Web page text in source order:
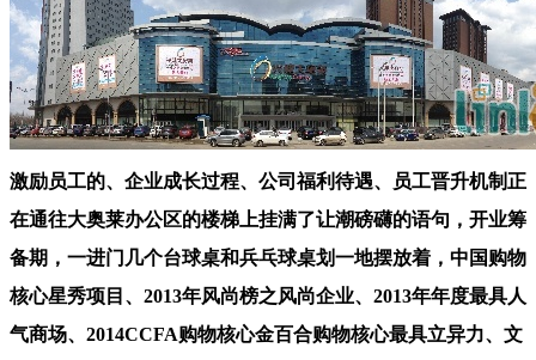
激励员工的、企业成长过程、公司福利待遇、员工晋升机制正
在通往大奥莱办公区的楼梯上挂满了让潮磅礴的语句，开业筹
备期，一进门几个台球桌和兵乓球桌划一地摆放着，中国购物
核心星秀项目、2013年风尚榜之风尚企业、2013年年度最具人
气商场、2014CCFA购物核心金百合购物核心最具立异力、文